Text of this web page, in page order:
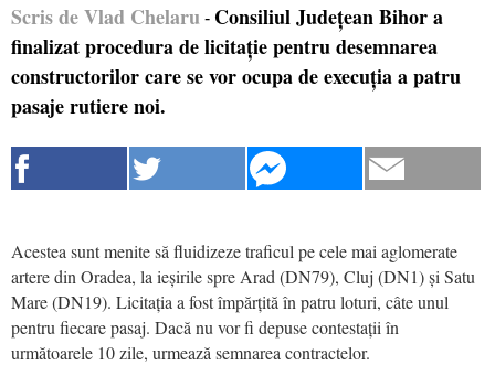
Scris de Vlad Chelaru - Consiliul Județean Bihor a
finalizat procedura de licitație pentru desemnarea
constructorilor care se vor ocupa de execuția a patru
pasaje rutiere noi.
Acestea sunt menite să fluidizeze traficul pe cele mai aglomerate
artere din Oradea, la ieșirile spre Arad (DN79), Cluj (DN1) și Satu
Mare (DN19). Licitația a fost împărțită în patru loturi, câte unul
pentru fiecare pasaj. Dacă nu vor fi depuse contestații în
următoarele 10 zile, urmează semnarea contractelor.